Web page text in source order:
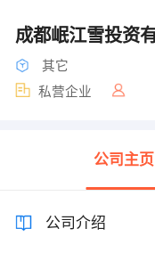
成都岷江雪投资
其它
私营企业
公司主页
公司介绍